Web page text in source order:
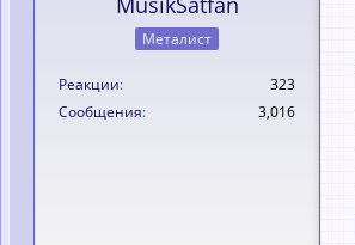
Металист
Реакции
323
Сообщения
3,016